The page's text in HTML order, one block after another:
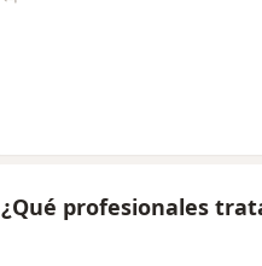
¿Qué profesionales